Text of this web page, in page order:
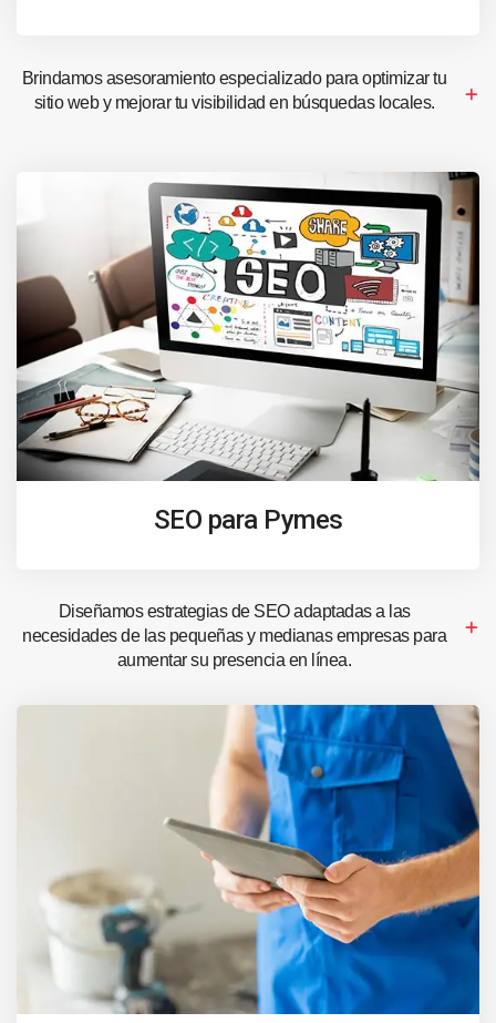
Brindamos asesoramiento especializado para optimizar tu
sitio web y mejorar tu visibilidad en búsquedas locales.
SEO para Pymes
Diseñamos estrategias de SEO adaptadas a las
necesidades de las pequeñas y medianas empresas para
aumentar su presencia en línea.